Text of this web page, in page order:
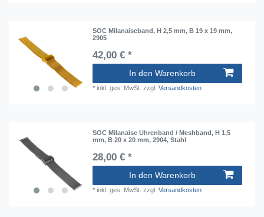
SOC Milanaiseband, H 2,5 mm, B 19 x 19 mm,
2905
42,00 € *
In den Warenkorb
*inkl. ges. MwSt. zzgl.Versandkosten
SOC Milanaise Uhrenband / Meshband, H 1,5
mm, B 20 x 20 mm, 2904, Stahl
28,00 € *
In den Warenkorb
*inkl. ges. MwSt. zzgl.Versandkosten